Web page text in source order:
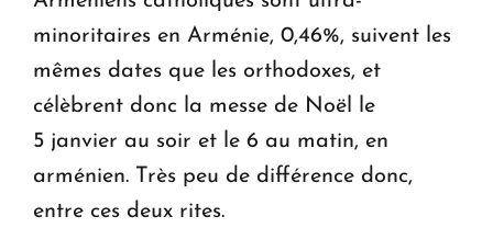
minoritaires en Arménie, 0,46%, suivent les
mêmes dates que les orthodoxes, et
célèbrent donc la messe de Noël le
5 janvier au soir et le 6 au matin, en
arménien. Très peu de différence donc,
entre ces deux rites.